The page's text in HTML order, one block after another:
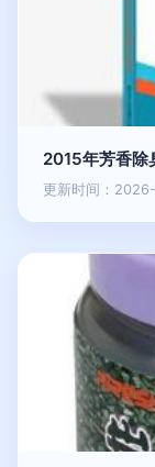
2015年芳香除
更新时间：